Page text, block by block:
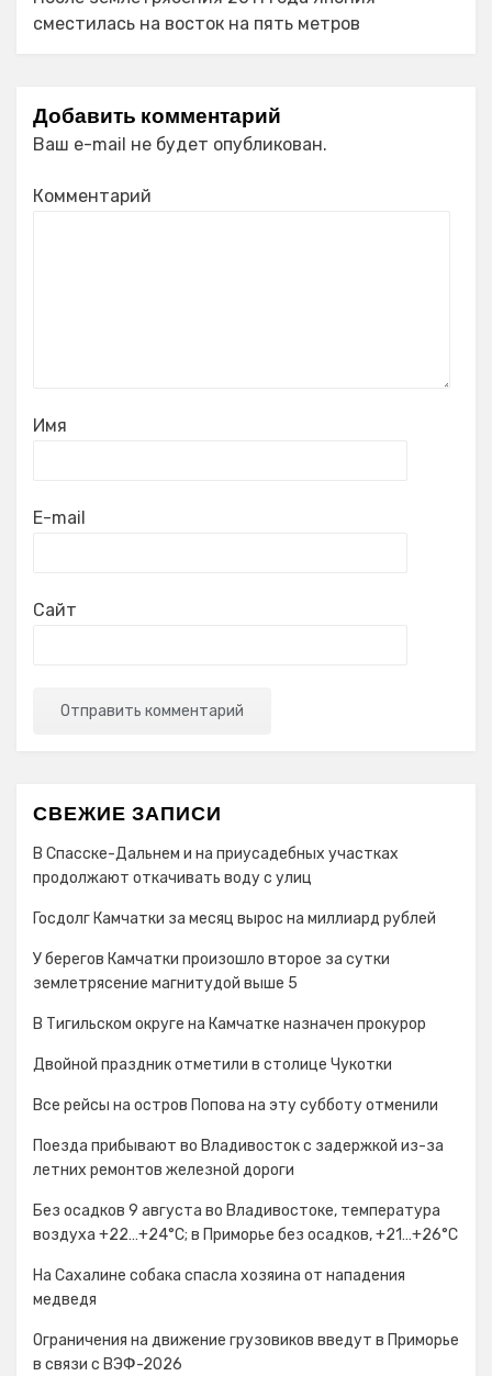
сместилась на восток на пять метров
Добавить комментарий
Ваш e-mail не будет опубликован.
Комментарий
Имя
E-mail
Сайт
СВЕЖИЕ ЗАПИСИ
В Спасске-Дальнем и на приусадебных участках
продолжают откачивать воду с улиц
Госдолг Камчатки за месяц вырос на миллиард рублей
У берегов Камчатки произошло второе за сутки
землетрясение магнитудой выше 5
В Тигильском округе на Камчатке назначен прокурор
Двойной праздник отметили в столице Чукотки
Все рейсы на остров Попова на эту субботу отменили
Поезда прибывают во Владивосток с задержкой из-за
летних ремонтов железной дороги
Без осадков 9 августа во Владивостоке, температура
воздуха +22…+24°C; в Приморье без осадков, +21…+26°C
На Сахалине собака спасла хозяина от нападения
медведя
Ограничения на движение грузовиков введут в Приморье
в связи с ВЭФ-2026